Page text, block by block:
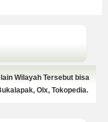
Wilayah Tersebut bisa
Olx, Tokopedia.